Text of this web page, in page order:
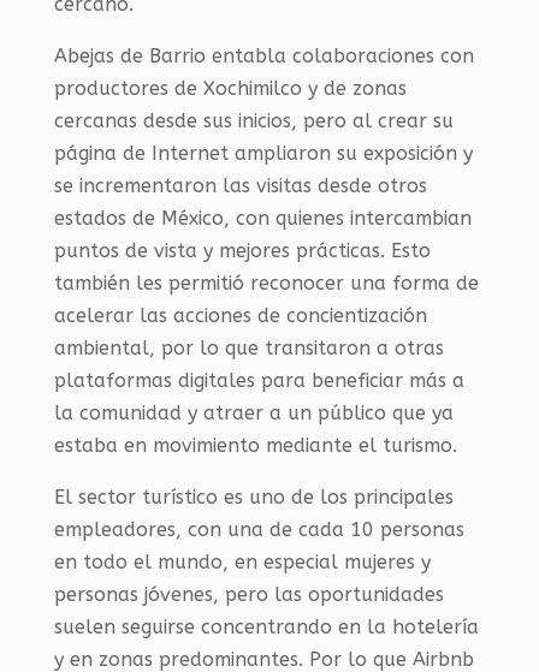
Abejas de Barrio entabla colaboraciones con
productores de Xochimilco y de zonas
cercanas desde sus inicios, pero al crear su
página de Internet ampliaron su exposición y
se incrementaron las visitas desde otros
estados de México, con quienes intercambian
puntos de vista y mejores prácticas. Esto
también les permitió reconocer una forma de
acelerar las acciones de concientización
ambiental, por lo que transitaron a otras
plataformas digitales para beneficiar más a
la comunidad y atraer a un público que ya
estaba en movimiento mediante el turismo.
El sector turístico es uno de los principales
empleadores, con una de cada 10 personas
en todo el mundo, en especial mujeres y
personas jóvenes, pero las oportunidades
suelen seguirse concentrando en la hotelería
y en zonas predominantes. Por lo que Airbnb